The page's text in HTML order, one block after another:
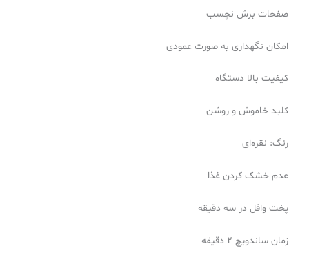
صفحات برش نچسب
امكان نگهدارى به صورت عمودى
کیفیت بالا دستگاه
کلید خاموش و روشن
رنگ: نقره‌اى
عدم خشک کردن غذا
پخت وافل در سه دقیقه
زمان ساندویچ 2 دقیقه